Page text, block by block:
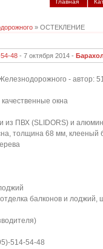
Главная
» ОСТЕКЛЕНИЕ
48 - 7 октября 2014 -
- автор:
окна
из ПВХ (SLIDORS) и
толщина 68 мм, клееный
балконов и лоджий,
514-54-48